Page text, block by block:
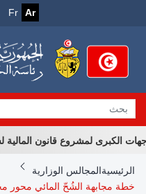
الرئيسي
Fr Ar
لمشروع قانون المالية لسنة
Breadcrumb
الرئيسيةالمجالس الوزارية
خطة مجابهة الشُحّ المائي